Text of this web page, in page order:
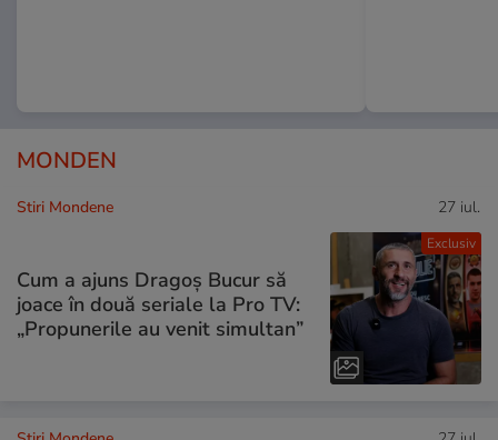
MONDEN
Exclusiv
Stiri Mondene 27 iul.
Cum a ajuns Dragoș Bucur să
joace în două seriale la Pro TV:
„Propunerile au venit simultan”